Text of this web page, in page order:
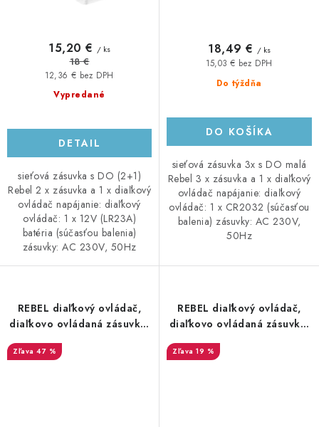
Vypredané
12,36 € bez DPH
15,20 € / ks
18 €
DETAIL
sieťová zásuvka s DO (2+1)
Rebel 2 x zásuvka a 1 x diaľkový
ovládač napájanie: diaľkový
ovládač: 1 x 12V (LR23A)
batéria (súčasťou balenia)
zásuvky: AC 230V, 50Hz
Do týždňa
15,03 € bez DPH
18,49 € / ks
DO KOŠÍKA
sieťová zásuvka 3x s DO malá
Rebel 3 x zásuvka a 1 x diaľkový
ovládač napájanie: diaľkový
ovládač: 1 x CR2032 (súčasťou
balenia) zásuvky: AC 230V,
50Hz
REBEL diaľkový ovládač,
diaľkovo ovládaná zásuvka,
47 %
REBEL diaľkový ovládač,
diaľkovo ovládaná zásuvka,
19 %